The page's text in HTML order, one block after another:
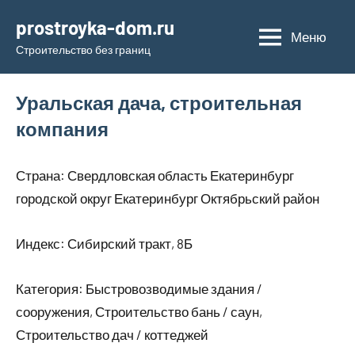
содержимому
prostroyka-dom.ru
Строительство без границ
Меню
Уральская дача, строительная
компания
Страна: Свердловская область Екатеринбург
городской округ Екатеринбург Октябрьский район
Индекс: Сибирский тракт, 8Б
Категория: Быстровозводимые здания /
сооружения, Строительство бань / саун,
Строительство дач / коттеджей